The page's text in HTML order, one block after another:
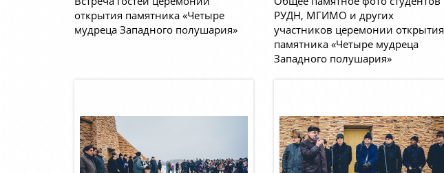
открытия памятника «Четыре
мудреца Западного полушария»
РУДН, МГИМО и других
участников церемонии открытия
памятника «Четыре мудреца
Западного полушария»